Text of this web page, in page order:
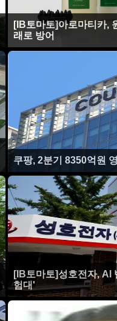
[IB토마토]아로마티카,
래로 방어
쿠팡, 2분기 8350억원
[IB토마토]성호전자,
험대'